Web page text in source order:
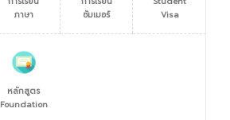
ภาษา
ซัมเมอร์
Visa
หลักสูตร
Foundation